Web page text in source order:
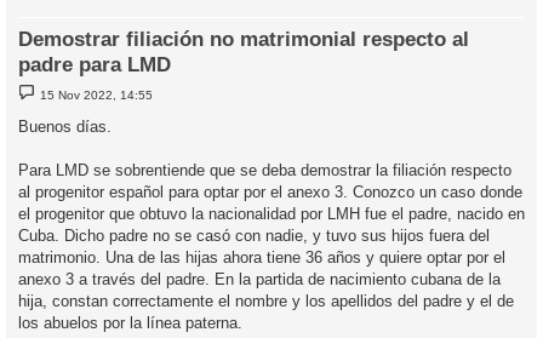
Demostrar filiación no matrimonial respecto al
padre para LMD
M
e
s
e
15 Nov 2022, 14:55
Buenos días.
Para LMD se sobrentiende que se deba demostrar la filiación respecto
al progenitor español para optar por el anexo 3. Conozco un caso donde
el progenitor que obtuvo la nacionalidad por LMH fue el padre, nacido en
Cuba. Dicho padre no se casó con nadie, y tuvo sus hijos fuera del
matrimonio. Una de las hijas ahora tiene 36 años y quiere optar por el
anexo 3 a través del padre. En la partida de nacimiento cubana de la
hija, constan correctamente el nombre y los apellidos del padre y el de
los abuelos por la línea paterna.